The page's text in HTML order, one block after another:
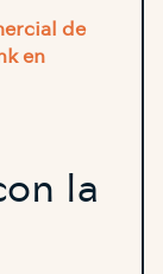
de
en
la